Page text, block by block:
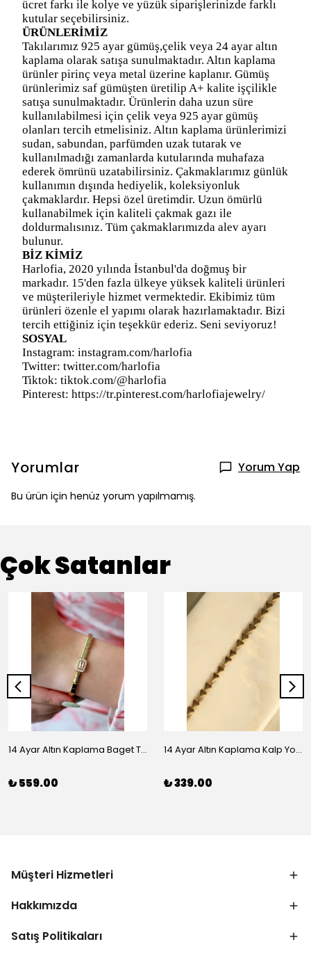
ücret farkı ile kolye ve yüzük siparişlerinizde farklı
kutular seçebilirsiniz.
ÜRÜNLERİMİZ
Takılarımız 925 ayar gümüş,çelik veya 24 ayar altın
kaplama olarak satışa sunulmaktadır. Altın kaplama
ürünler pirinç veya metal üzerine kaplanır. Gümüş
ürünlerimiz saf gümüşten üretilip A+ kalite işçilikle
satışa sunulmaktadır. Ürünlerin daha uzun süre
kullanılabilmesi için çelik veya 925 ayar gümüş
olanları tercih etmelisiniz. Altın kaplama ürünlerimizi
sudan, sabundan, parfümden uzak tutarak ve
kullanılmadığı zamanlarda kutularında muhafaza
ederek ömrünü uzatabilirsiniz. Çakmaklarımız günlük
kullanımın dışında hediyelik, koleksiyonluk
çakmaklardır. Hepsi özel üretimdir. Uzun ömürlü
kullanabilmek için kaliteli çakmak gazı ile
doldurmalısınız. Tüm çakmaklarımızda alev ayarı
bulunur.
BİZ KİMİZ
Harlofia, 2020 yılında İstanbul'da doğmuş bir
markadır. 15'den fazla ülkeye yüksek kaliteli ürünleri
ve müşterileriyle hizmet vermektedir. Ekibimiz tüm
ürünleri özenle el yapımı olarak hazırlamaktadır. Bizi
tercih ettiğiniz için teşekkür ederiz. Seni seviyoruz!
SOSYAL
Instagram: instagram.com/harlofia
Twitter: twitter.com/harlofia
Tiktok: tiktok.com/@harlofia
Pinterest: https://tr.pinterest.com/harlofiajewelry/
Yorumlar Yorum Yap
Bu ürün için henüz yorum yapılmamış.
Çok Satanlar
14 Ayar Altın Kaplama Baget Taşlı Vip Bileklik
₺ 559.00
14 Ayar Altın Kaplama Kalp Yolu Bileklik
₺ 339.00
Müşteri Hizmetleri
Hakkımızda
Satış Politikaları